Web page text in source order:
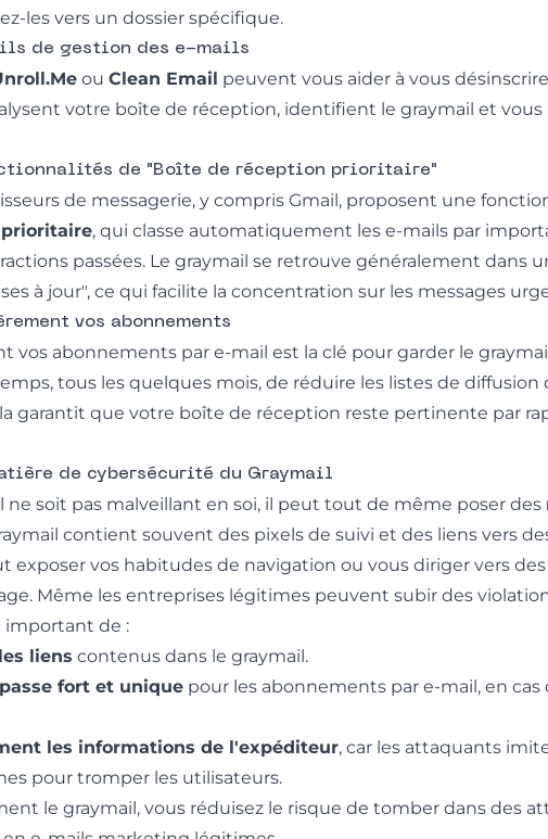
les vers un dossier spécifique.
de gestion des e-mails
ou Clean Email peuvent vous aider à vous
votre boîte de réception, identifient le graymail et
de "Boîte de réception prioritaire"
de messagerie, y compris Gmail, proposent une
, qui classe automatiquement les e-mails par
passées. Le graymail se retrouve généralement dans
à jour", ce qui facilite la concentration sur les messages
vos abonnements
vos abonnements par e-mail est la clé pour garder le
tous les quelques mois, de réduire les listes de diffusion
garantit que votre boîte de réception reste pertinente par
de cybersécurité du Graymail
ne soit pas malveillant en soi, il peut tout de même poser des
contient souvent des pixels de suivi et des liens vers
exposer vos habitudes de navigation ou vous diriger vers
Même les entreprises légitimes peuvent subir des
important de :
liens contenus dans le graymail.
fort et unique pour les abonnements par e-mail, en cas
les informations de l'expéditeur, car les attaquants
pour tromper les utilisateurs.
le graymail, vous réduisez le risque de tomber dans des